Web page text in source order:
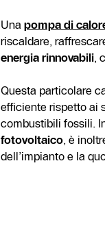
Una pompa di
riscaldare,
energia rinnovabili,
Questa particolare
efficiente rispetto ai
combustibili fossili.
fotovoltaico, è
dell’impianto e la